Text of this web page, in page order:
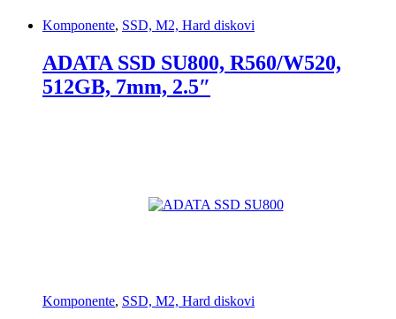
Komponente, SSD, M2, Hard diskovi
ADATA SSD SU800, R560/W520,
512GB, 7mm, 2.5″
Komponente, SSD, M2, Hard diskovi